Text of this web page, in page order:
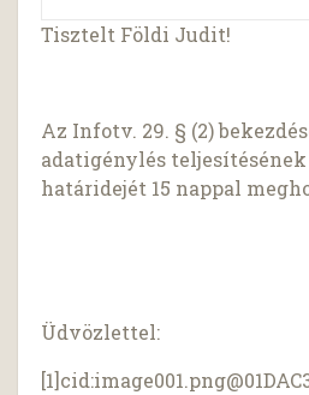
Tisztelt Földi Judit!
Az Infotv. 29. § (2)
adatigénylés teljesítésének
határidejét 15 nappal
Üdvözlettel:
[1]cid: